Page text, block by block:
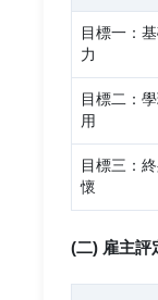
目標一：
力
目標二：
用
目標三：
懷
(二) 雇主評